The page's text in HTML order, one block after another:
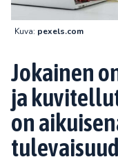
Kuva: pexels.com
Jokainen
ja
on